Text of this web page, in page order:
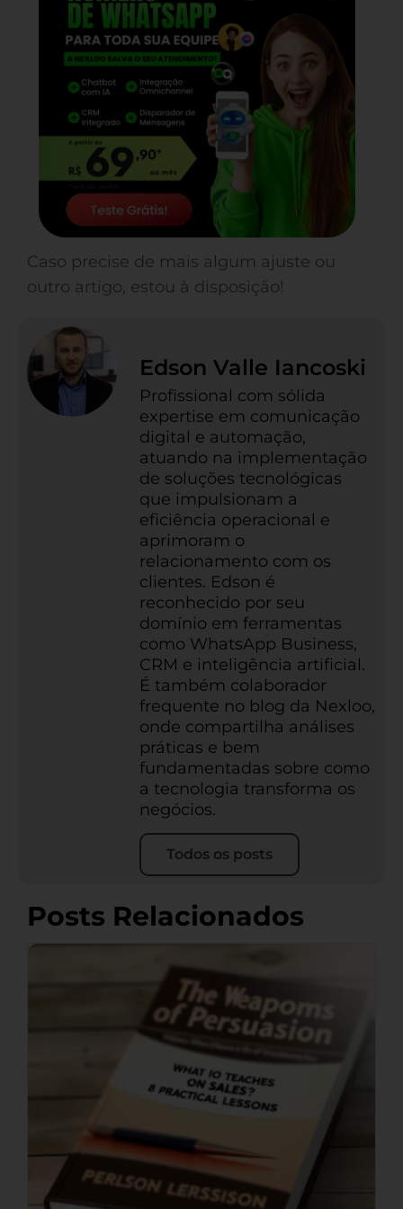
Caso precise de mais algum ajuste ou
outro artigo, estou à disposição!
Edson Valle Iancoski
Profissional com sólida
expertise em comunicação
digital e automação,
atuando na implementação
de soluções tecnológicas
que impulsionam a
eficiência operacional e
aprimoram o
relacionamento com os
clientes. Edson é
reconhecido por seu
domínio em ferramentas
como WhatsApp Business,
CRM e inteligência artificial.
É também colaborador
frequente no blog da Nexloo,
onde compartilha análises
práticas e bem
fundamentadas sobre como
a tecnologia transforma os
negócios.
Todos os posts
Posts Relacionados